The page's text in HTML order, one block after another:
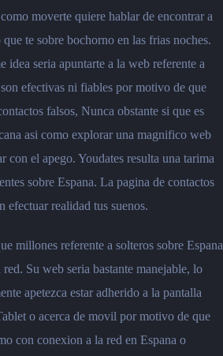
moverte quiere hablar de encontrar a
te sobre bochorno en las frias noches.
idea seria apuntarte a la web referente a
efectivas ni fiables por motivo de que
falsos, Nunca obstante si que es
asi como explorar una magnifico web
con el apego. Youdates resulta una tarima
sobre Espana. La pagina de contactos
efectuar realidad tus suenos.
millones referente a solteros sobre Espana
Su web seria bastante manejable, lo
apetezca estar adherido a la pantalla
o acerca de movil por motivo de que
con conexion a la red en Espana o